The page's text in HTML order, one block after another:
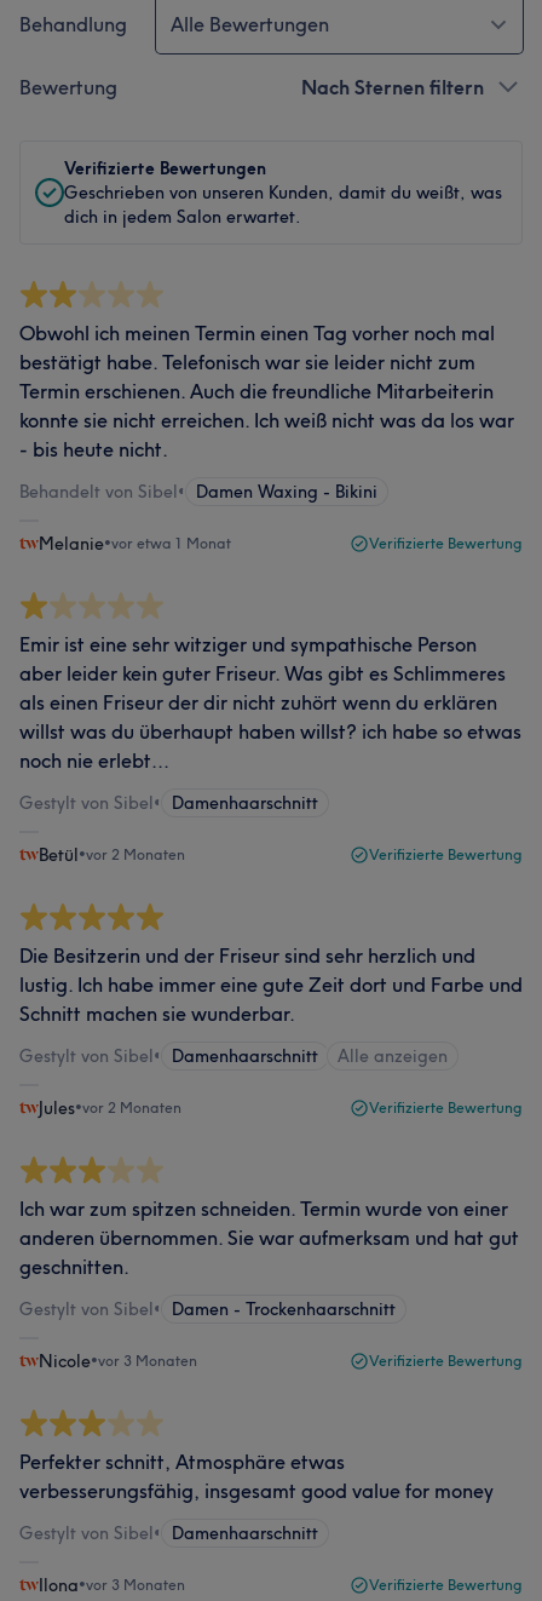
Behandlung Alle Bewertungen
Bewertung Nach Sternen filtern
Verifizierte Bewertungen
Geschrieben von unseren Kunden, damit du weißt, was
dich in jedem Salon erwartet.
Obwohl ich meinen Termin einen Tag vorher noch mal
bestätigt habe. Telefonisch war sie leider nicht zum
Termin erschienen. Auch die freundliche Mitarbeiterin
konnte sie nicht erreichen. Ich weiß nicht was da los war
- bis heute nicht.
Behandelt von Sibel• Damen Waxing - Bikini
Melanie•vor etwa 1 Monat Verifizierte Bewertung
Emir ist eine sehr witziger und sympathische Person
aber leider kein guter Friseur. Was gibt es Schlimmeres
als einen Friseur der dir nicht zuhört wenn du erklären
willst was du überhaupt haben willst? ich habe so etwas
noch nie erlebt...
Gestylt von Sibel• Damenhaarschnitt
Betül•vor 2 Monaten Verifizierte Bewertung
Die Besitzerin und der Friseur sind sehr herzlich und
lustig. Ich habe immer eine gute Zeit dort und Farbe und
Schnitt machen sie wunderbar.
Gestylt von Sibel• Damenhaarschnitt Alle anzeigen
Jules•vor 2 Monaten Verifizierte Bewertung
Ich war zum spitzen schneiden. Termin wurde von einer
anderen übernommen. Sie war aufmerksam und hat gut
geschnitten.
Gestylt von Sibel• Damen - Trockenhaarschnitt
Nicole•vor 3 Monaten Verifizierte Bewertung
Perfekter schnitt, Atmosphäre etwas
verbesserungsfähig, insgesamt good value for money
Gestylt von Sibel• Damenhaarschnitt
Ilona•vor 3 Monaten Verifizierte Bewertung